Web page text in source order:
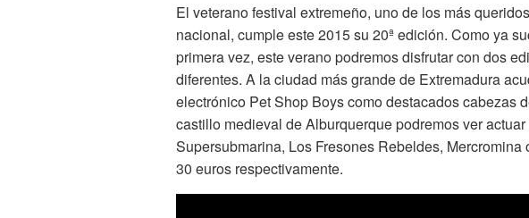
El veterano festival extremeño, uno de los más
nacional, cumple este 2015 su 20ª edición. Como ya
primera vez, este verano podremos disfrutar con dos
diferentes. A la ciudad más grande de Extremadura
electrónico Pet Shop Boys como destacados cabezas
castillo medieval de Alburquerque podremos ver
Supersubmarina, Los Fresones Rebeldes,
30 euros respectivamente.